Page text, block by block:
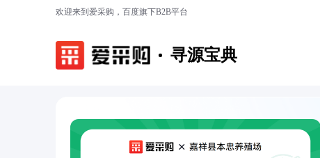
欢迎来到爱采购，百度旗下B2B平台
寻源宝典